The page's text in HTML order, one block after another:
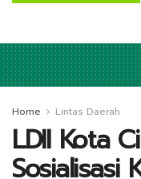
Home Lintas Daerah
LDII Kota
Sosialisasi